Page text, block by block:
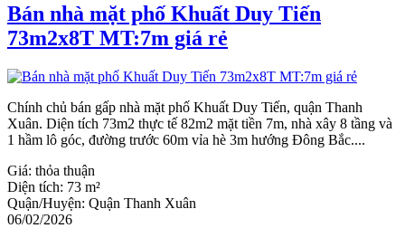
Bán nhà mặt phố Khuất Duy Tiến
73m2x8T MT:7m giá rẻ
Chính chủ bán gấp nhà mặt phố Khuất Duy Tiến, quận Thanh
Xuân. Diện tích 73m2 thực tế 82m2 mặt tiền 7m, nhà xây 8 tầng và
1 hầm lô góc, đường trước 60m vỉa hè 3m hướng Đông Bắc....
Giá: thỏa thuận
Diện tích: 73 m²
Quận/Huyện: Quận Thanh Xuân
06/02/2026